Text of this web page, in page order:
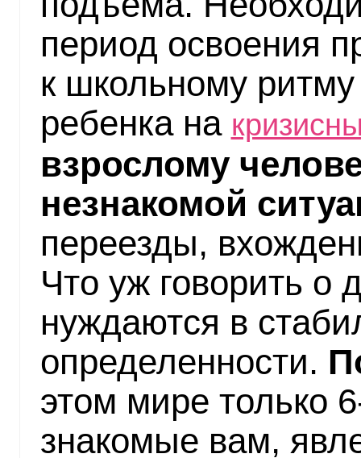
период освоения
к школьному
ребенка на
взрослому
незнакомой
переезды,
Что уж говорить о
нуждаются в
определенности.
этом мире только
знакомые вам,